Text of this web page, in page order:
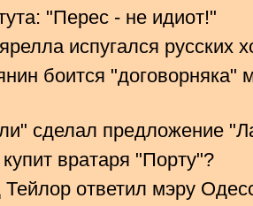
"Перес - не идиот!"
испугался русских
боится
сделал предложение
вратаря "Порту"?
ответил мэру